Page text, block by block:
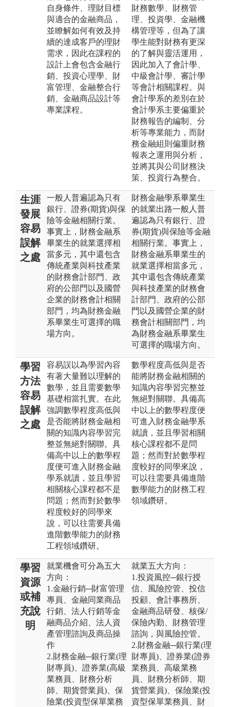
自身條件、理財目標
與適合的金融商品，
並瞭解如何有效及持
續的達成客戶的理財
需求，因此在課程的
設計上會包含金融行
銷、投資心理學、財
富管理、金融整合行
銷、金融商品設計等
專業課程。
財務數學、財務管
理、投資學、金融機
構管理等，但為了讓
學生能對財務有更深
的了解與靈活運用，
因此加入了會計學、
中級會計學、審計學
等會計相關課程。與
會計學系的差別在於
會計學系主要偏重於
財務報告的編制、分
析等專業能力，而財
務金融組則偏重財務
報表之運用與分析，
並將其與公司財務決
策、投資行為整合。
生涯
發展
容易
誤解
之處
一般人普遍認為只有
銀行、證券(期貨)與保
險等金融相關行業。
事實上，財務金融系
畢業生的就業選擇相
當多元，其中還包含
傳統產業與科技產業
的財務會計部門、政
府的公部門以及國營
企業的財務會計相關
部門，均為財務金融
系畢業生可選擇的職
場方向。
財務金融學系畢業生
的就業出路一般人普
遍認為只有銀行、證
券(期貨)與保險等金融
相關行業。事實上，
財務金融系畢業生的
就業選擇相當多元，
其中還包含傳統產業
與科技產業的財務會
計部門、政府的公部
門以及國營企業的財
務會計相關部門，均
為財務金融系畢業生
可選擇的職場方向。
學習
方法
容易
誤解
之處
容易誤以為學習內容
有著大量難以理解的
數學，並且需要數學
基礎相當扎實。在此
強調數學程度高低與
是否能將財務金融相
關的知識內容學習完
整並無絕對關聯。具
備高中以上的數學程
度便可進入財務金融
學系就讀，並且學習
相關核心課程都不是
問題；然而對於數學
程度較好的同學來
說，可以往需要具備
進階數學能力的財務
工程領域鑽研。
數學程度高低與是否
能將財務金融相關的
知識內容學習完整並
無絕對關聯。具備高
中以上的數學程度便
可進入財務金融學系
就讀，並且學習相關
核心課程都不是問
題；然而對於數學程
度較好的同學來說，
可以往需要具備進階
數學能力的財務工程
領域鑽研。
學習
資源
或補
充說
明
就業機會可分為五大
方向：
1.金融行銷─財富管理
專員、金融同業商品
行銷、法人行銷等金
融商品介紹、法人資
產管理諮詢及商品操
作
2.財務金融─銀行業(理
財專員)、證券業(高級
業務員、財務分析
師、期貨營業員)、保
險業(投資型保單業務
就業五大方向：
1.投資風控─銀行授
信、風險控管、投信
投顧、會計事務所、
金融商品研發、核保/
保險內勤、財務管理
諮詢，與風險控管。
2.財務金融─銀行業(理
財專員)、證券業(證券
業務員、高級業務
員、財務分析師、期
貨營業員)、保險業(投
資型保單業務員、財